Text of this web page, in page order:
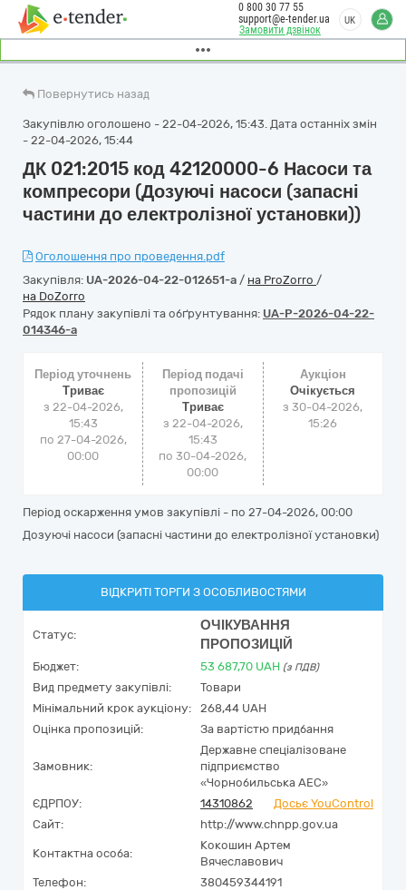
Замовити дзвінок
0 800 30 77 55
support@e-tender.ua
UK
Повернутись назад
Закупівлю оголошено - 22-04-2026, 15:43. Дата останніх змін
- 22-04-2026, 15:44
ДК 021:2015 код 42120000-6 Насоси та
компресори (Дозуючі насоси (запасні
частини до електролізної установки))
Оголошення про проведення.pdf
Закупівля: UA-2026-04-22-012651-a / на ProZorro /
на DoZorro
Рядок плану закупівлі та обґрунтування: UA-P-2026-04-22-
014346-a
Період уточнень
Триває
з 22-04-2026,
15:43
по 27-04-2026,
00:00
Період подачі
пропозицій
Триває
з 22-04-2026,
15:43
по 30-04-2026,
00:00
Аукціон
Очікується
з30-04-2026,
15:26
Період оскарження умов закупівлі - по 27-04-2026, 00:00
Дозуючі насоси (запасні частини до електролізної установки)
ВІДКРИТІ ТОРГИ З ОСОБЛИВОСТЯМИ
Статус:
ОЧІКУВАННЯ
ПРОПОЗИЦІЙ
Бюджет: 53 687,70 UAH (з ПДВ)
Вид предмету закупівлі:
Товари
Мінімальний крок аукціону:
268,44 UAH
Оцінка пропозицій:
За вартістю придбання
Замовник:
Державне спеціалізоване
підприємство
«Чорнобильська АЕС»
ЄДРПОУ:
14310862
Досьє YouControl
Сайт:
http://www.chnpp.gov.ua
Контактна особа:
Кокошин Артем
Вячеславович
Телефон:
380459344191